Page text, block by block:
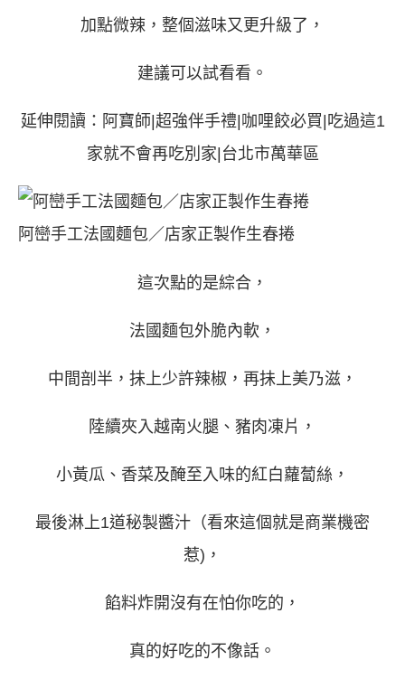
加點微辣，整個滋味又更升級了，
建議可以試看看。
延伸閱讀： 阿寶師|超強伴手禮|咖哩餃必買|吃過這1
家就不會再吃別家|台北市萬華區
阿巒手工法國麵包／店家正製作生春捲
這次點的是綜合，
法國麵包外脆內軟，
中間剖半，抺上少許辣椒，再抺上美乃滋，
陸續夾入越南火腿、豬肉凍片，
小黃瓜、香菜及醃至入味的紅白蘿蔔絲，
最後淋上1道秘製醬汁（看來這個就是商業機密
惹)，
餡料炸開沒有在怕你吃的，
真的好吃的不像話。